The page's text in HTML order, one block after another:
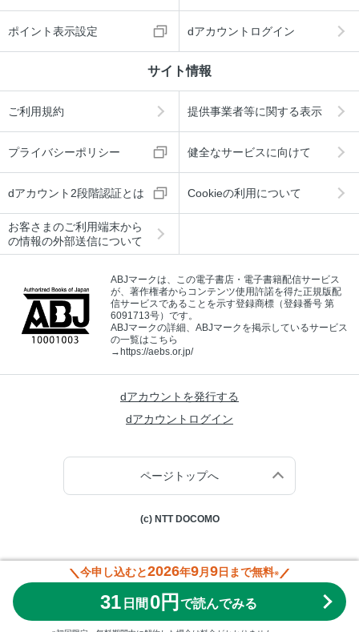
ポイント表示設定 dアカウントログイン
サイト情報
ご利用規約 提供事業者等に関する表示
プライバシーポリシー 健全なサービスに向けて
dアカウント2段階認証とは Cookieの利用について
お客さまのご利用端末から
の情報の外部送信について
ABJマークは、この電子書店・電子書籍配信サービス
が、著作権者からコンテンツ使用許諾を得た正規版配
信サービスであることを示す登録商標（登録番号 第
6091713号）です。
ABJマークの詳細、ABJマークを掲示しているサービス
の一覧はこちら
→https://aebs.or.jp/
dアカウントを発行する
dアカウントログイン
ページトップへ
(c) NTT DOCOMO
今申し込むと2026年9月 9日まで無料※
31 日間 0円 で読んでみる